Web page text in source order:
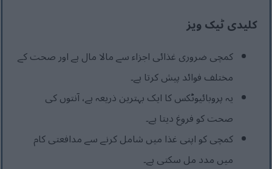
کلیدی ٹیک ویز
کمچی ضروری غذائی اجزاء سے مالا مال ہے اور صحت کے
مختلف فوائد پیش کرتا ہے۔
یہ پروبائیوٹکس کا ایک بہترین ذریعہ ہے، آنتوں کی
صحت کو فروغ دیتا ہے۔
کمچی کو اپنی غذا میں شامل کرنے سے مدافعتی کام
میں مدد مل سکتی ہے۔